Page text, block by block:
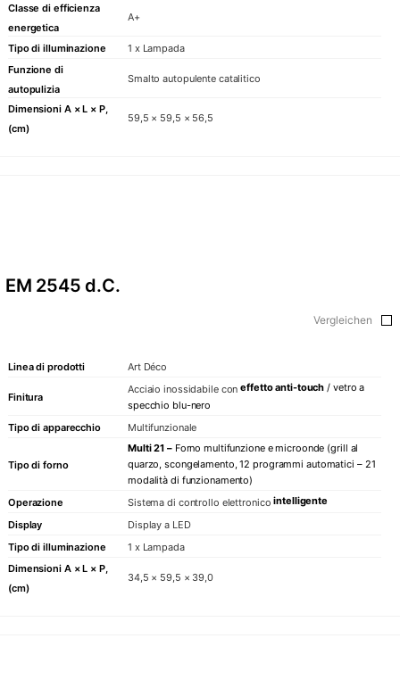
Classe di efficienza
energetica
A+
Tipo di illuminazione
1 x Lampada
Funzione di
autopulizia
Smalto autopulente catalitico
Dimensioni A × L × P,
(cm)
59,5 × 59,5 × 56,5
EM 2545 d.C.
Vergleichen
Linea di prodotti Art Déco
Finitura
Acciaio inossidabile coneffetto anti-touch/ vetro a
specchio blu-nero
Tipo di apparecchio
Multifunzionale
Tipo di forno
Multi 21– Forno multifunzione e microonde (grill al
quarzo, scongelamento, 12 programmi automatici – 21
modalità di funzionamento)
Operazione
Sistema di controllo elettronicointelligente
Display
Display a LED
Tipo di illuminazione
1 x Lampada
Dimensioni A × L × P,
(cm)
34,5 × 59,5 × 39,0